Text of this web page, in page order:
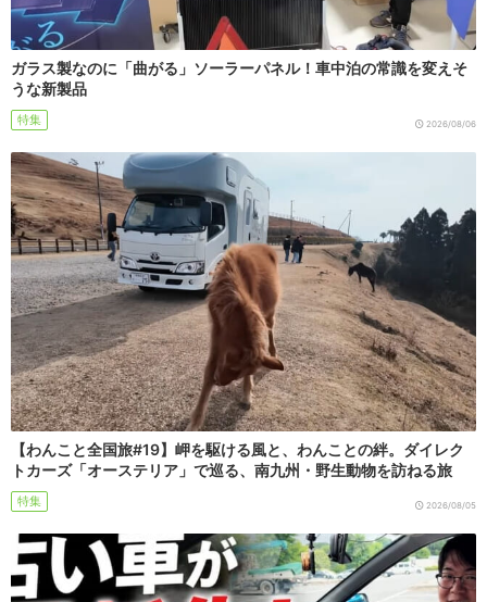
ガラス製なのに「曲がる」ソーラーパネル！車中泊の常識を変えそ
うな新製品
特集 2026/08/06
【わんこと全国旅#19】岬を駆ける風と、わんことの絆。ダイレク
トカーズ「オーステリア」で巡る、南九州・野生動物を訪ねる旅
特集 2026/08/05